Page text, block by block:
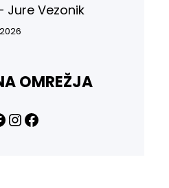
Jure Vezonik
OMREŽJA
InstagramFacebook